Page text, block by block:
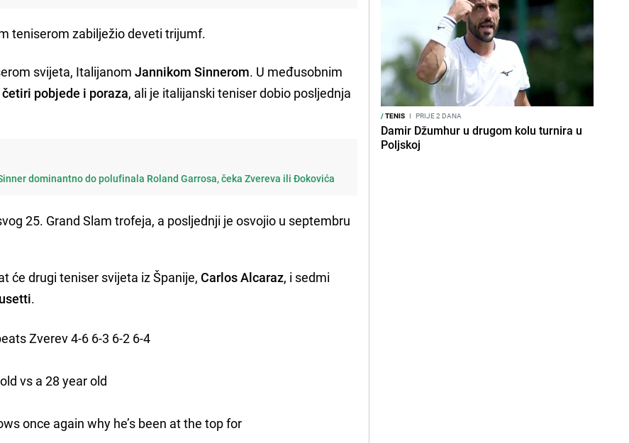
teniserom zabilježio deveti trijumf.
svijeta, ItalijanomJannikom Sinnerom. U međusobnim
četiri pobjede i poraza, ali je italijanski teniser dobio posljednja
dominantno do polufinala Roland Garrosa, čeka Zvereva ili Đokovića
25. Grand Slam trofeja, a posljednji je osvojio u septembru
će drugi teniser svijeta iz Španije,Carlos Alcaraz, i sedmi
.
Zverev 4-6 6-3 6-2 6-4
vs a 28 year old
once again why he’s been at the top for
/TENIS I PRIJE 2 DANA
Damir Džumhur u drugom kolu turnira u
Poljskoj